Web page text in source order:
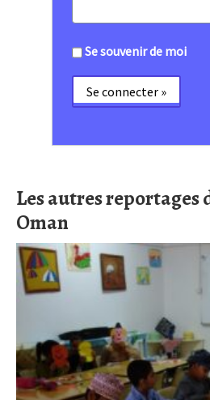
Se souvenir de moi
Les autres reportages
Oman